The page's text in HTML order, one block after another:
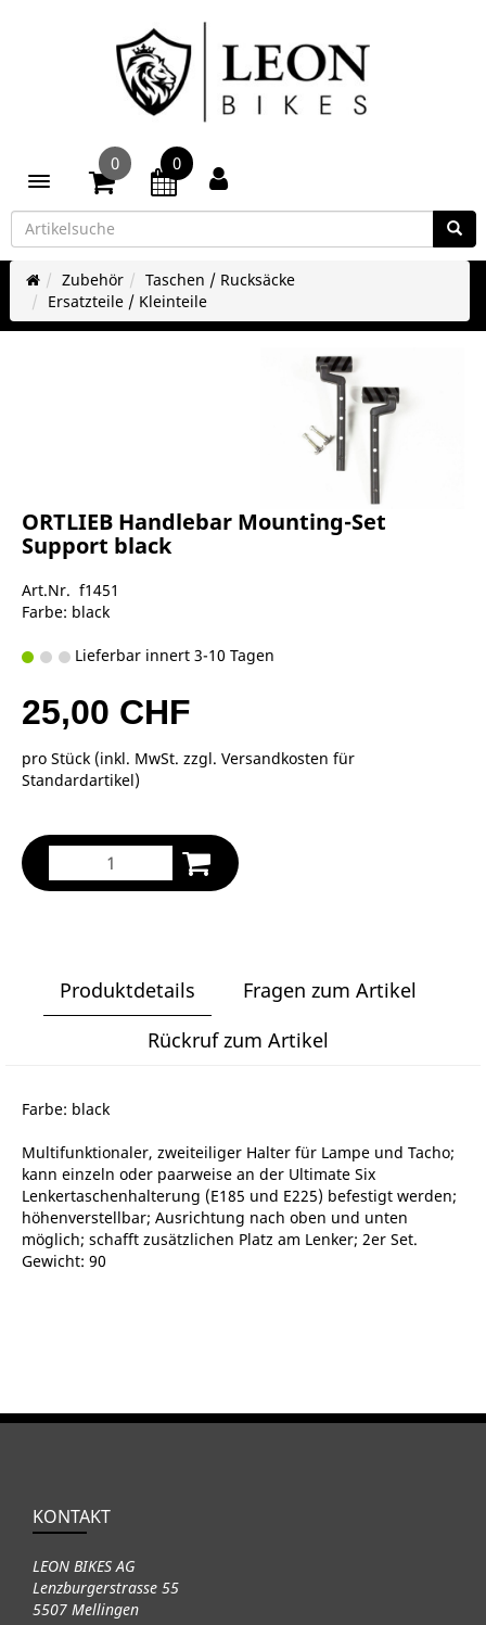
Toggle navigation
0 0
Zubehör
Taschen / Rucksäcke
Ersatzteile / Kleinteile
ORTLIEB Handlebar Mounting-Set
Support black
Art.Nr. f1451
Farbe: black
Lieferbar innert 3-10 Tagen
25,00 CHF
pro Stück (inkl. MwSt. zzgl. Versandkosten für
Standardartikel)
Produktdetails
Fragen zum Artikel
Rückruf zum Artikel
Farbe: black
Multifunktionaler, zweiteiliger Halter für Lampe und Tacho;
kann einzeln oder paarweise an der Ultimate Six
Lenkertaschenhalterung (E185 und E225) befestigt werden;
höhenverstellbar; Ausrichtung nach oben und unten
möglich; schafft zusätzlichen Platz am Lenker; 2er Set.
Gewicht: 90
KONTAKT
LEON BIKES AG
Lenzburgerstrasse 55
5507 Mellingen